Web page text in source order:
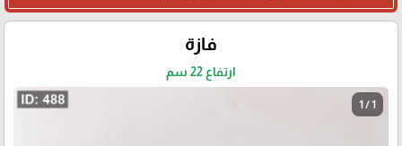
فازة
ارتفاع 22 سم
1 / 1